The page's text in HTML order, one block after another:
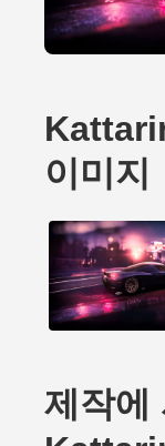
이미지
제작에